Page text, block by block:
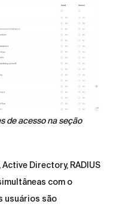
de acesso na seção
Directory, RADIUS
com o
usuários são